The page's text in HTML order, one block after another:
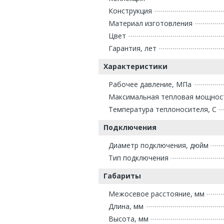
Конструкция
Материал изготовления
Цвет
Гарантия, лет
Характеристики
Рабочее давление, МПа
Максимальная тепловая
Температура теплоносителя, С
Подключения
Диаметр подключения, дюйм
Тип подключения
Габариты
Межосевое расстояние, мм
Длина, мм
Высота, мм